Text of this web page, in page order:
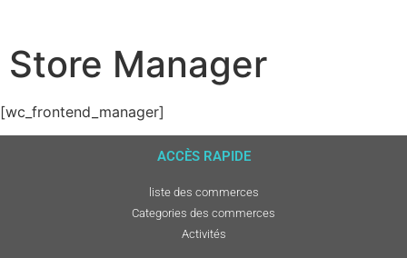
Store Manager
[wc_frontend_manager]
ACCÈS RAPIDE
liste des commerces
Categories des commerces
Activités